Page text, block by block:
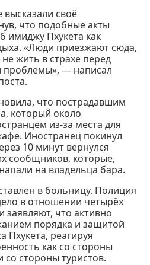
своё
что подобные акты
имиджу Пхукета как
«Люди приезжают сюда,
жить в страхе перед
— написал
что пострадавшим
который около
из-за места для
Иностранец покинул
10 минут вернулся
сообщников, которые,
на владельца бара.
в больницу. Полиция
в отношении четырёх
заявляют, что активно
порядка и защитой
Пхукета, реагируя
как со стороны
со стороны туристов.